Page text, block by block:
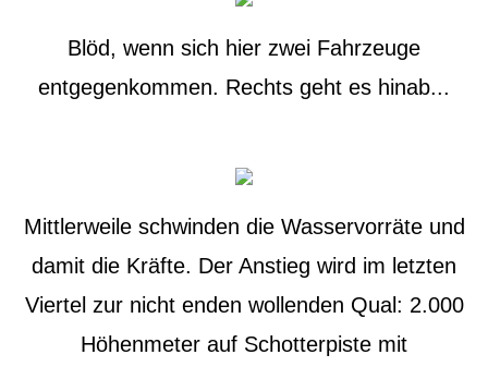
Blöd, wenn sich hier zwei Fahrzeuge
entgegenkommen. Rechts geht es hinab...
Mittlerweile schwinden die Wasservorräte und
damit die Kräfte. Der Anstieg wird im letzten
Viertel zur nicht enden wollenden Qual: 2.000
Höhenmeter auf Schotterpiste mit